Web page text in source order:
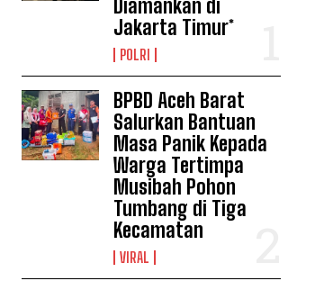
Diamankan di
Jakarta Timur*
POLRI
BPBD Aceh Barat
Salurkan Bantuan
Masa Panik Kepada
Warga Tertimpa
Musibah Pohon
Tumbang di Tiga
Kecamatan
VIRAL